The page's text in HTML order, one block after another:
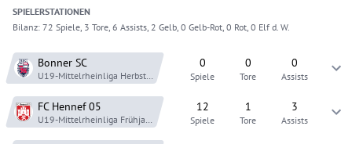
SPIELERSTATIONEN
Bilanz: 72 Spiele, 3 Tore, 6 Assists, 2 Gelb, 0 Gelb-Rot, 0 Rot, 0 Elf d. W.
Bonner SC
U19-Mittelrheinliga Herbst 26
0
Spiele
0
Tore
0
Assists
FC Hennef 05
U19-Mittelrheinliga Frühjahr 26
12
Spiele
1
Tore
3
Assists